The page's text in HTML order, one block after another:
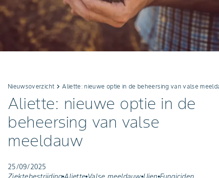
Nieuwsoverzicht keyboard_arrow_rightAliette: nieuwe optie in de beheersing van valse
Aliette: nieuwe optie in de
beheersing van valse
meeldauw
25/09/2025